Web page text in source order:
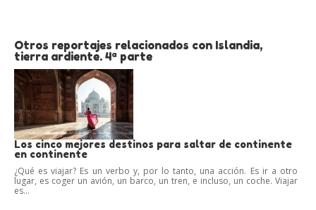
Otros reportajes relacionados con Islandia,
tierra ardiente. 4ª parte
Los cinco mejores destinos para saltar de continente
en continente
¿Qué es viajar? Es un verbo y, por lo tanto, una acción. Es ir a otro
lugar, es coger un avión, un barco, un tren, e incluso, un coche. Viajar
es...